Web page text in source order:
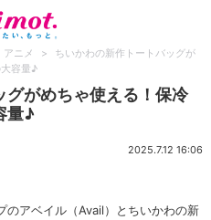
アニメ >
ちいかわの新作トートバッグが
容量♪
グがめちゃ使える！保冷
量♪
2025.7.12 16:06
のアベイル（Avail）とちいかわの新